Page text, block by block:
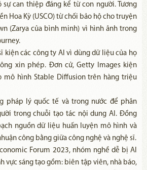
sự can thiệp đáng kể từ con người. Tương
Hoa Kỳ (USCO) từ chối bảo hộ cho truyện
(Zarya của bình minh) vì hình ảnh trong
kiện các công ty AI vì dùng dữ liệu của họ
xin phép. Đơn cử, Getty Images kiện
mô hình Stable Diffusion trên hàng triệu
pháp lý quốc tế và trong nước để phân
trong chuỗi tạo tác nội dung AI. Đồng
nguồn dữ liệu huấn luyện mô hình và
công bằng giữa công nghệ và nghệ sĩ.
Forum 2023, nhóm nghề dễ bị AI
vực sáng tạo gồm: biên tập viên, nhà báo,